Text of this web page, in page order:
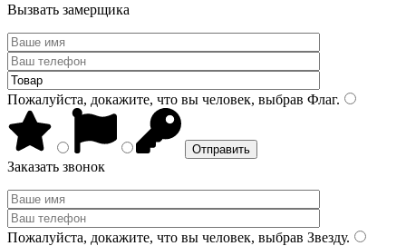
Вызвать замерщика
Пожалуйста, докажите, что вы человек, выбрав Флаг.
Заказать звонок
Пожалуйста, докажите, что вы человек, выбрав Звезду.